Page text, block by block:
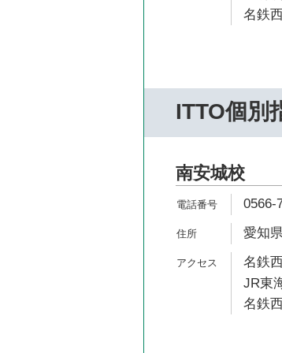
名鉄
ITTO個別
南安城校
0566-
愛知
名鉄
JR東
名鉄